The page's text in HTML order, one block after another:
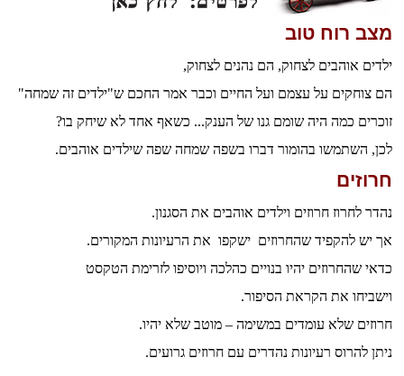
מצב רוח טוב
ילדים אוהבים לצחוק, הם נהנים לצחוק,
הם צוחקים על עצמם ועל החיים וכבר אמר החכם ש"ילדים זה שמחה"
זוכרים כמה היה שומם גנו של הענק... כשאף אחד לא שיחק בו?
לכן, השתמשו בהומור דברו בשפה שמחה שפה שילדים אוהבים.
חרוזים
נהדר לחרוז חרוזים וילדים אוהבים את הסגנון.
אך יש להקפיד שהחרוזים ישקפו את הרעיונות המקורים.
כדאי שהחרוזים יהיו בנויים כהלכה ויוסיפו לזרימת הטקסט
וישביחו את הקראת הסיפור.
חרוזים שלא עומדים במשימה – מוטב שלא יהיו.
ניתן להרוס רעיונות נהדרים עם חרוזים גרועים.